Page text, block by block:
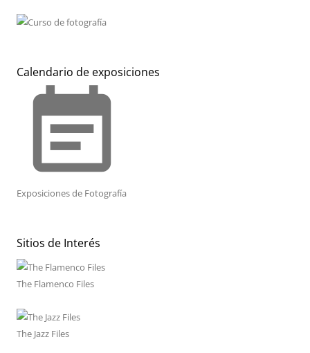
Calendario de exposiciones
event_note
Exposiciones de Fotografía
Sitios de Interés
The Flamenco Files
The Jazz Files